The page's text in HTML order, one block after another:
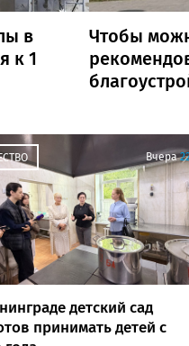
в
к 1
Чтобы
Вчера
детский сад
принимать детей с